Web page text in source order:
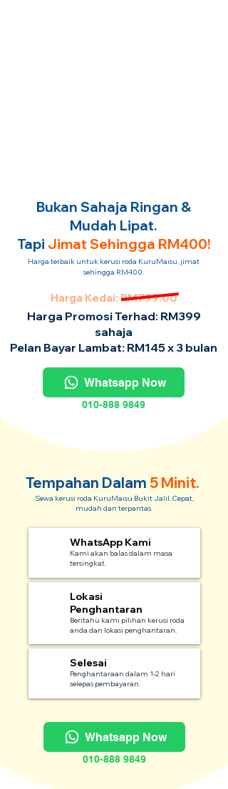
Bukan Sahaja Ringan &
Mudah Lipat.
Tapi Jimat Sehingga RM400!
Harga terbaik untuk kerusi roda KuruMaisu, jimat
sehingga RM400.
Harga Kedai: RM799.00
Harga Promosi Terhad: RM399
sahaja
Pelan Bayar Lambat: RM145 x 3 bulan
Whatsapp Now
010-888 9849
Tempahan Dalam 5 Minit.
Sewa kerusi roda KuruMaisu Bukit Jalil. Cepat,
mudah dan terpantas.
WhatsApp Kami
Kami akan balas dalam masa
tersingkat.
Lokasi
Penghantaran
Beritahu kami pilihan kerusi roda
anda dan lokasi penghantaran.
Selesai
Penghantaraan dalam 1-2 hari
selepas pembayaran.
Whatsapp Now
010-888 9849